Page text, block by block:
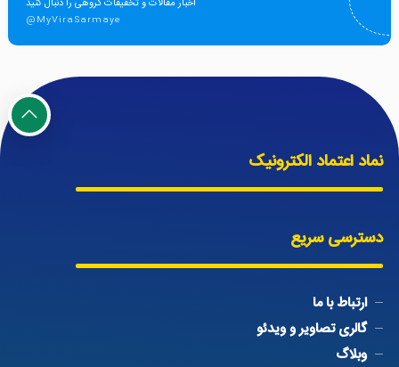
اخبار مقالات و تخفیفات گروهی را دنبال کنید
@MyViraSarmaye
نماد اعتماد الکترونیک
دسترسی سریع
ارتباط با ما
گالری تصاویر و ویدئو
وبلاگ